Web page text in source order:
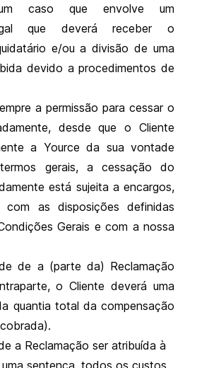
caso que envolve um
que deverá receber o
e/ou a divisão de uma
devido a procedimentos de
a permissão para cessar o
desde que o Cliente
a Yource da sua vontade
gerais, a cessação do
está sujeita a encargos,
com as disposições definidas
Gerais e com a nossa
de a (parte da) Reclamação
o Cliente deverá uma
quantia total da compensação
a Reclamação ser atribuída à
sentença, todos os custos